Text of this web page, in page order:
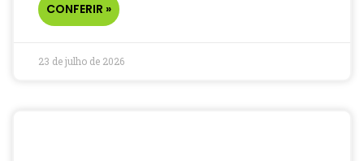
CONFERIR »
23 de julho de 2026